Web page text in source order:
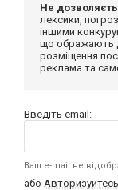
Не
лексики,
іншими
що ображають
розміщення
реклама та
Введіть email:
Ваш e-mail не
або Авторизуйтесь